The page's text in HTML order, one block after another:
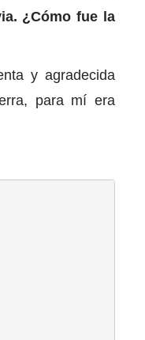
¿Cómo fue la
y agradecida
para mí era